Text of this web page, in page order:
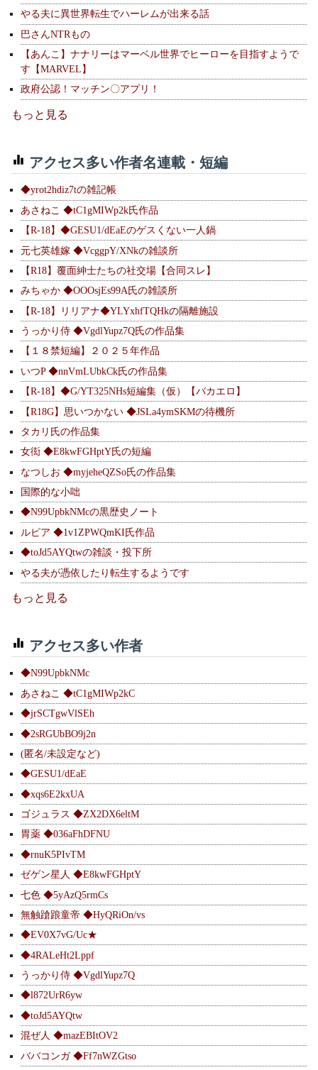
やる夫に異世界転生でハーレムが出来る話
巴さんNTRもの
【あんこ】ナナリーはマーベル世界でヒーローを目指すようで
す【MARVEL】
政府公認！マッチン〇アプリ！
もっと見る
アクセス多い作者名連載・短編
◆yrot2hdiz7tの雑記帳
あさねこ ◆tC1gMIWp2k氏作品
【R-18】◆GESU1/dEaEのゲスくない一人鍋
元七英雄嫁 ◆VcggpY/XNkの雑談所
【R18】覆面紳士たちの社交場【合同スレ】
みちゃか ◆OOOsjEs99A氏の雑談所
【R-18】リリアナ◆YLYxhfTQHkの隔離施設
うっかり侍 ◆VgdlYupz7Q氏の作品集
【１８禁短編】２０２５年作品
いつP ◆nnVmLUbkCk氏の作品集
【R-18】◆G/YT325NHs短編集（仮）【バカエロ】
【R18G】思いつかない ◆JSLa4ymSKMの待機所
タカリ氏の作品集
女衒 ◆E8kwFGHptY氏の短編
なつしお ◆myjeheQZSo氏の作品集
国際的な小咄
◆N99UpbkNMcの黒歴史ノート
ルピア ◆1v1ZPWQmKI氏作品
◆toJd5AYQtwの雑談・投下所
やる夫が憑依したり転生するようです
もっと見る
アクセス多い作者
◆N99UpbkNMc
あさねこ ◆tC1gMIWp2kC
◆jrSCTgwVlSEh
◆2sRGUbBO9j2n
(匿名/未設定など)
◆GESU1/dEaE
◆xqs6E2kxUA
ゴジュラス ◆ZX2DX6eltM
胃薬 ◆036aFhDFNU
◆rnuK5PIvTM
ゼゲン星人 ◆E8kwFGHptY
七色 ◆5yAzQ5rmCs
無触蹌踉童帝 ◆HyQRiOn/vs
◆EV0X7vG/Uc★
◆4RALeHt2Lppf
うっかり侍 ◆VgdlYupz7Q
◆l872UrR6yw
◆toJd5AYQtw
混ぜ人 ◆mazEBItOV2
ババコンガ ◆Ff7nWZGtso